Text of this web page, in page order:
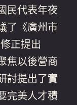
民代表年夜
了《廣州市
正提出
焦以後營商
討提出了實
完美人才積